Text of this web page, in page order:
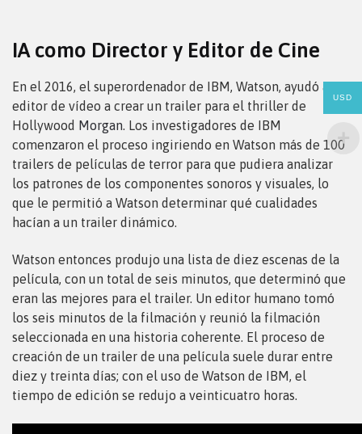
IA como Director y Editor de Cine
En el 2016, el superordenador de IBM, Watson, ayudó a un
editor de vídeo a crear un trailer para el thriller de
Hollywood Morgan . Los investigadores de IBM
comenzaron el proceso ingiriendo en Watson más de 100
trailers de películas de terror para que pudiera analizar
los patrones de los componentes sonoros y visuales, lo
que le permitió a Watson determinar qué cualidades
hacían a un trailer dinámico.
Watson entonces produjo una lista de diez escenas de la
película, con un total de seis minutos, que determinó que
eran las mejores para el trailer. Un editor humano tomó
los seis minutos de la filmación y reunió la filmación
seleccionada en una historia coherente. El proceso de
creación de un trailer de una película suele durar entre
diez y treinta días; con el uso de Watson de IBM, el
tiempo de edición se redujo a veinticuatro horas.
USD